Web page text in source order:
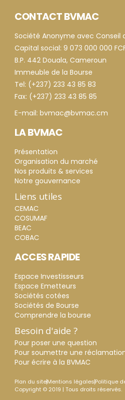
CONTACT BVMAC
Société Anonyme avec Conseil
Capital social: 9 073 000 000
B.P. 442 Douala, Cameroun
Immeuble de la Bourse
Tel: (+237) 233 43 85 83
Fax: (+237) 233 43 85 85
E-mail: bvmac@bvmac.cm
LA BVMAC
Présentation
Organisation du marché
Nos produits & services
Notre gouvernance
Liens utiles
CEMAC
COSUMAF
BEAC
COBAC
ACCES RAPIDE
Espace Investisseurs
Espace Emetteurs
Sociétés cotées
Sociétés de Bourse
Comprendre la bourse
Besoin d'aide ?
Pour poser une question
Pour soumettre une
Pour écrire à la BVMAC
Plan du siteMentions légalesPolitique
Copyright © 2019 | Tous droits réservés.